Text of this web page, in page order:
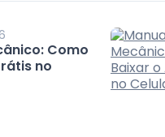
Como
no